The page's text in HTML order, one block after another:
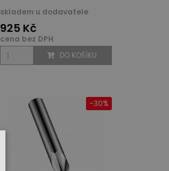
skladem u dodavatele
925 Kč
cena bez DPH
DO KOŠÍKU
-30%